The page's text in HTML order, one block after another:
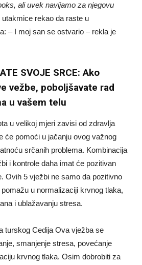
ali uvek navijamo za njegovu
utakmice rekao da raste u
– I moj san se ostvario – rekla je
SVOJE SRCE: Ako
vežbe, poboljšavate rad
u vašem telu
u velikoj mjeri zavisi od zdravlja
će pomoći u jačanju ovog važnog
srčanih problema. Kombinacija
i kontrole daha imat će pozitivan
Ovih 5 vježbi ne samo da pozitivno
u normalizaciji krvnog tlaka,
i ublažavanju stresa.
turskog Cedija Ova vježba se
smanjenje stresa, povećanje
krvnog tlaka. Osim dobrobiti za